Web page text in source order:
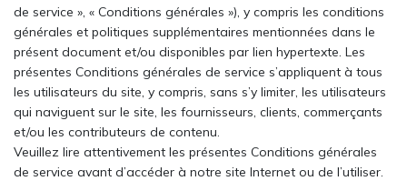
de service », « Conditions générales »), y compris les conditions
générales et politiques supplémentaires mentionnées dans le
présent document et/ou disponibles par lien hypertexte. Les
présentes Conditions générales de service s’appliquent à tous
les utilisateurs du site, y compris, sans s’y limiter, les utilisateurs
qui naviguent sur le site, les fournisseurs, clients, commerçants
et/ou les contributeurs de contenu.
Veuillez lire attentivement les présentes Conditions générales
de service avant d’accéder à notre site Internet ou de l’utiliser.